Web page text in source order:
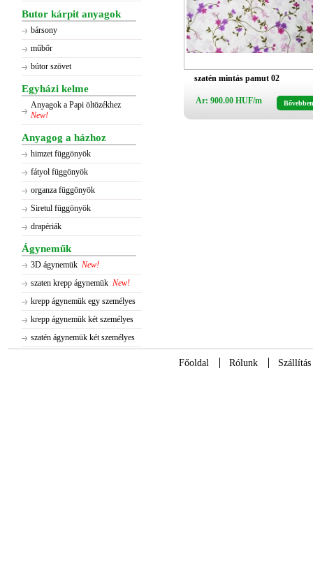
Butor kárpit anyagok
bársony
műbőr
bútor szövet
Egyházi kelme
Anyagok a Papi öltözékhez
New!
Anyagog a házhoz
himzet függönyök
fátyol függönyök
organza függönyök
Siretul függönyök
drapériák
Ágyneműk
3D ágynemük New!
szaten krepp ágynemük New!
krepp ágynemük egy személyes
krepp ágynemük két személyes
szatén ágynemük két személyes
szatén mintás pamut 02
Ár: 900.00 HUF/m Bővebben
Főoldal Rólunk Szállítás